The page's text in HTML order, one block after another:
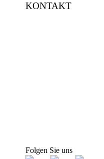
KONTAKT
Folgen Sie uns